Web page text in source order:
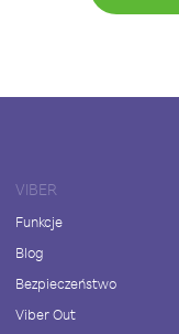
VIBER
Funkcje
Blog
Bezpieczeństwo
Viber Out